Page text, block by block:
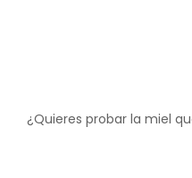
¿Quieres probar la miel